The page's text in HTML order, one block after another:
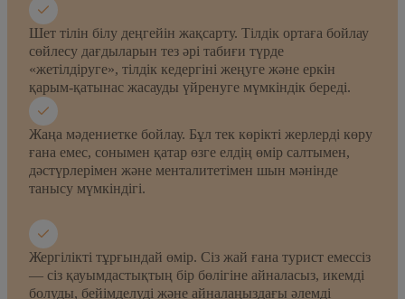
Шет тілін білу деңгейін жақсарту. Тілдік ортаға бойлау
сөйлесу дағдыларын тез әрі табиғи түрде
«жетілдіруге», тілдік кедергіні жеңуге және еркін
қарым-қатынас жасауды үйренуге мүмкіндік береді.
Жаңа мәдениетке бойлау. Бұл тек көрікті жерлерді көру
ғана емес, сонымен қатар өзге елдің өмір салтымен,
дәстүрлерімен және менталитетімен шын мәнінде
танысу мүмкіндігі.
Жергілікті тұрғындай өмір. Сіз жай ғана турист емессіз
— сіз қауымдастықтың бір бөлігіне айналасыз, икемді
болуды, бейімделуді және айналаңыздағы әлемді